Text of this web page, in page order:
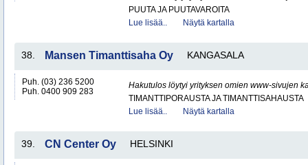
PUUTA JA PUUTAVAROITA
Lue lisää..
Näytä kartalla
38. Mansen Timanttisaha Oy KANGASALA
Puh. (03) 236 5200
Puh. 0400 909 283
Hakutulos löytyi yrityksen omien www-sivujen
TIMANTTIPORAUSTA JA TIMANTTISAHAUSTA
Lue lisää..
Näytä kartalla
39. CN Center Oy HELSINKI